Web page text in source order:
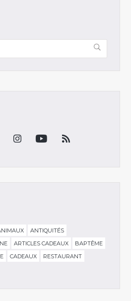
ANTIQUITÉS
ARTICLES CADEAUX
BAPTÊME
CADEAUX
RESTAURANT